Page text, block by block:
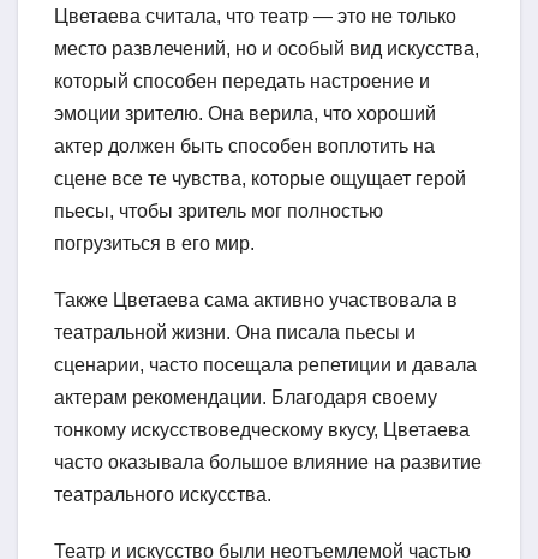
Цветаева считала, что театр — это не только
место развлечений, но и особый вид искусства,
который способен передать настроение и
эмоции зрителю. Она верила, что хороший
актер должен быть способен воплотить на
сцене все те чувства, которые ощущает герой
пьесы, чтобы зритель мог полностью
погрузиться в его мир.
Также Цветаева сама активно участвовала в
театральной жизни. Она писала пьесы и
сценарии, часто посещала репетиции и давала
актерам рекомендации. Благодаря своему
тонкому искусствоведческому вкусу, Цветаева
часто оказывала большое влияние на развитие
театрального искусства.
Театр и искусство были неотъемлемой частью